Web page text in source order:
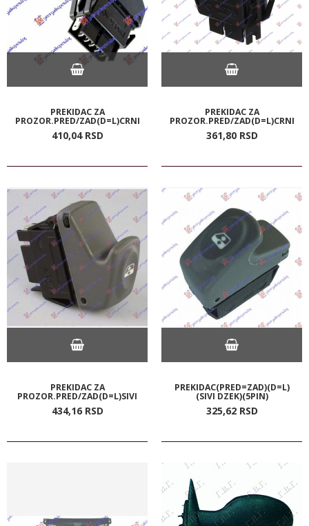
PREKIDAC ZA
PROZOR.PRED/ZAD(D=L)CRNI
410,04 RSD
PREKIDAC ZA
PROZOR.PRED/ZAD(D=L)CRNI
361,80 RSD
PREKIDAC ZA
PROZOR.PRED/ZAD(D=L)SIVI
434,16 RSD
PREKIDAC(PRED=ZAD)(D=L)
(SIVI DZEK)(5PIN)
325,62 RSD